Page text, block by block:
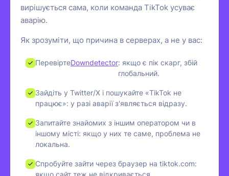
вирішується сама, коли команда TikTok усуває
аварію.
Як зрозуміти, що причина в серверах, а не у вас:
ПеревіртеDowndetector: якщо є пік скарг, збій
глобальний.
Зайдіть у Twitter/X і пошукайте «TikTok не
працює»: у разі аварії з'являється відразу.
Запитайте знайомих з іншим оператором чи в
іншому місті: якщо у них те саме, проблема не
локальна.
Спробуйте зайти через браузер на tiktok.com:
якщо сайт теж не відкривається,